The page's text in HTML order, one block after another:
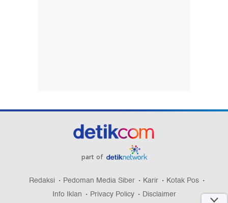
part of
Redaksi Pedoman Media Siber Karir
Kotak Pos
Info Iklan
Privacy Policy Disclaimer